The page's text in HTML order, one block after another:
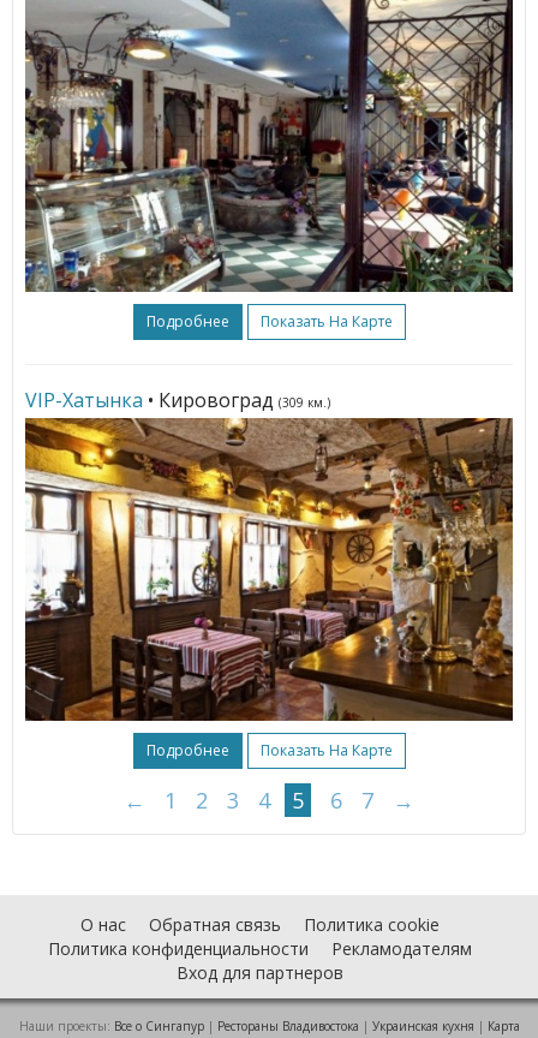
Подробнее Показать На Карте
VIP-Хатынка • Кировоград (309 км.)
Подробнее Показать На Карте
← 1 2 3 4 5 6 7 →
О нас Обратная связь
Политика cookie
Политика конфиденциальности
Рекламодателям
Вход для партнеров
Наши проекты: Все о Cингапур| Рестораны Владивостока | Украинская кухня | Карта